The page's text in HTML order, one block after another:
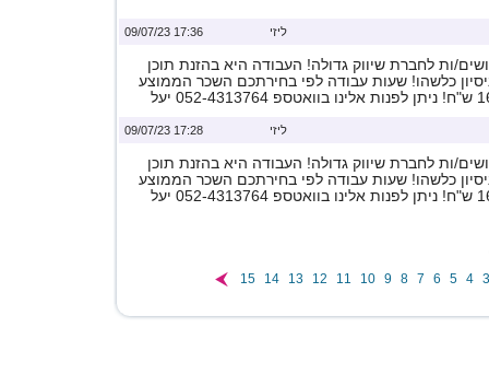
17:36 09/07/23 ליזי
ות לחברת שיווק גדולה! העבודה היא בהזנת תוכן
כלשהו! שעות עבודה לפי בחירתכם השכר הממוצע
17:28 09/07/23 ליזי
ות לחברת שיווק גדולה! העבודה היא בהזנת תוכן
כלשהו! שעות עבודה לפי בחירתכם השכר הממוצע
3
4
5
6
7
8
9
10
11
12
13
14
15